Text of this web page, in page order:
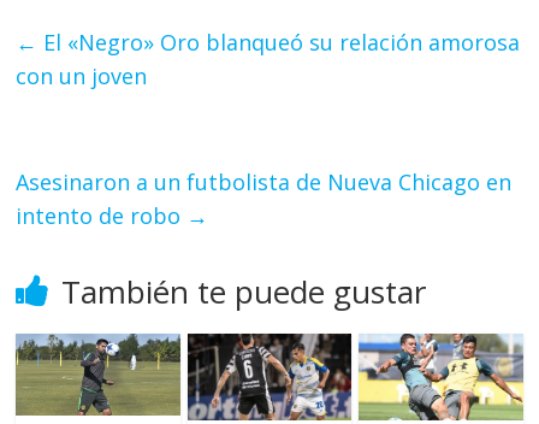
← El «Negro» Oro blanqueó su relación amorosa
con un joven
Asesinaron a un futbolista de Nueva Chicago en
intento de robo →
También te puede gustar